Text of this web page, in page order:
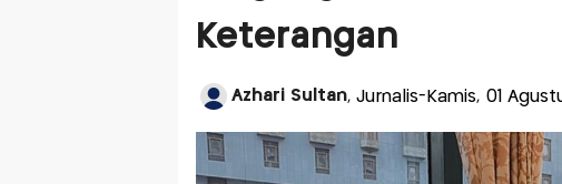
Keterangan
Azhari Sultan, Jurnalis-Kamis, 01